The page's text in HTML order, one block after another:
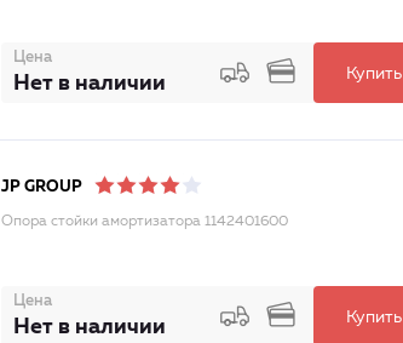
Цена
Нет в наличии Купить
JP GROUP
Опора стойки амортизатора 1142401600
Цена
Нет в наличии Купить